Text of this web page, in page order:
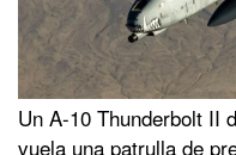
Un A-10 Thunderbolt II
vuela una patrulla de